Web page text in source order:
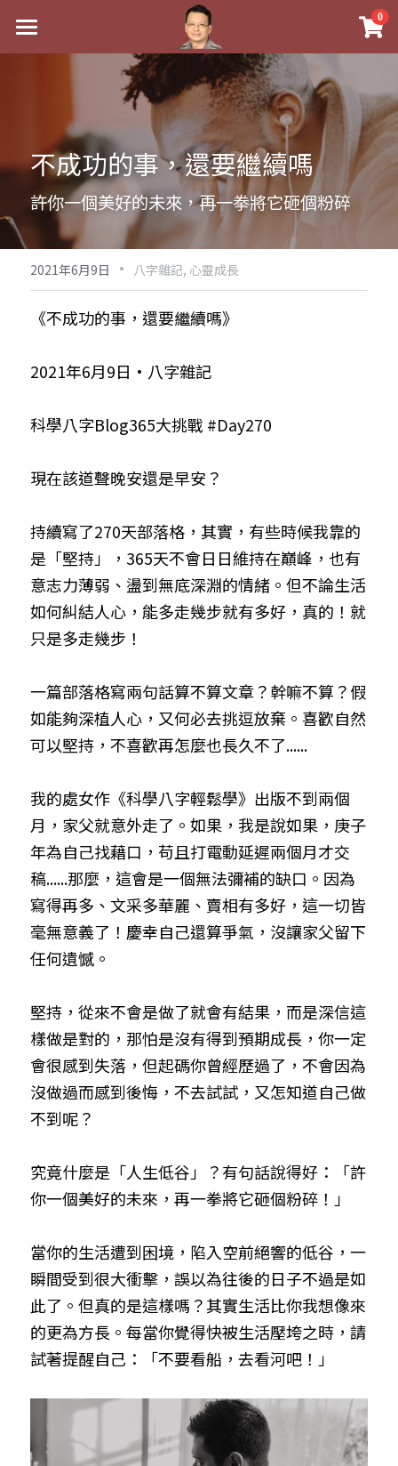
0
最新消息
實體經營
祖傳命理
課程介紹
五行八字學
後天派陽宅
Blog
黃金會員專區
八字雜記
站長精選
臉書生活
試閱專區
Podcast聽書
陽宅視頻
線上直播
線上學苑
八字進階班
八字中階班
五人實戰班
五行計算初階班
五行計算高階班
團隊訓練營
《十神高階實戰錄》完整典藏版
科學八字推理PDF
小兒命名
科學八字推理1
科學八字推理2
科學八字輕鬆學
輕鬆學會科學八字推理
與我預約
批命預約
上課預約
常見問題
FB粉絲頁
登錄/註冊
搜索
繁體中文
繁體中文
0938617837
support@p8zicourse.com
五行八字線上班
不成功的事，還要繼續嗎
許你一個美好的未來，再一拳將它砸個粉碎
2021年6月9日 · 八字雜記, 心靈成長
《不成功的事，還要繼續嗎》
2021年6月9日·八字雜記
科學八字Blog365大挑戰 #Day270
現在該道聲晚安還是早安？
持續寫了270天部落格，其實，有些時候我靠的
是「堅持」，365天不會日日維持在巔峰，也有
意志力薄弱、盪到無底深淵的情緒。但不論生活
如何糾結人心，能多走幾步就有多好，真的！就
只是多走幾步！
一篇部落格寫兩句話算不算文章？幹嘛不算？假
如能夠深植人心，又何必去挑逗放棄。喜歡自然
可以堅持，不喜歡再怎麼也長久不了......
我的處女作《科學八字輕鬆學》出版不到兩個
月，家父就意外走了。如果，我是說如果，庚子
年為自己找藉口，苟且打電動延遲兩個月才交
稿......那麼，這會是一個無法彌補的缺口。因為
寫得再多、文采多華麗、賣相有多好，這一切皆
毫無意義了！慶幸自己還算爭氣，沒讓家父留下
任何遺憾。
堅持，從來不會是做了就會有結果，而是深信這
樣做是對的，那怕是沒有得到預期成長，你一定
會很感到失落，但起碼你曾經歷過了，不會因為
沒做過而感到後悔，不去試試，又怎知道自己做
不到呢？
究竟什麼是「人生低谷」？有句話說得好：「許
你一個美好的未來，再一拳將它砸個粉碎！」
當你的生活遭到困境，陷入空前絕響的低谷，一
瞬間受到很大衝擊，誤以為往後的日子不過是如
此了。但真的是這樣嗎？其實生活比你我想像來
的更為方長。每當你覺得快被生活壓垮之時，請
試著提醒自己：「不要看船，去看河吧！」
×
商品分類
八字線上完整班
科學八字推理PDF
《十神高階實戰錄》完整典藏版
1美元超值PDF
八字線上批命
小兒命名